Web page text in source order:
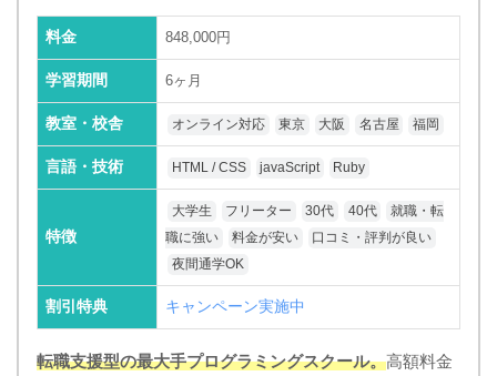
料金 848,000円
学習期間 6ヶ月
教室・校舎 オンライン対応 東京 大阪 名古屋 福岡
言語・技術 HTML / CSS javaScript Ruby
特徴
大学生 フリーター 30代 40代
就職・転
職に強い
料金が安い
口コミ・評判が良い
夜間通学OK
割引特典 キャンペーン実施中
転職支援型の最大手プログラミングスクール。高額料金